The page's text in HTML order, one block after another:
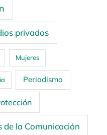
privados
Mujeres
Periodismo
de la Comunicación